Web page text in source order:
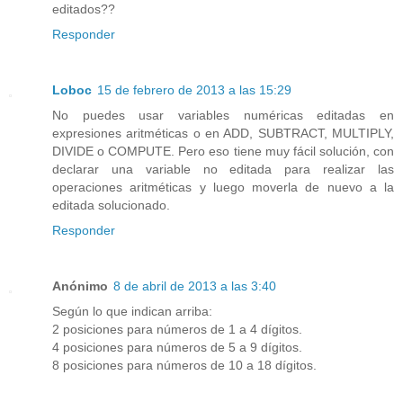
editados??
Responder
Loboc 15 de febrero de 2013 a las 15:29
No puedes usar variables numéricas editadas en
expresiones aritméticas o en ADD, SUBTRACT, MULTIPLY,
DIVIDE o COMPUTE. Pero eso tiene muy fácil solución, con
declarar una variable no editada para realizar las
operaciones aritméticas y luego moverla de nuevo a la
editada solucionado.
Responder
Anónimo 8 de abril de 2013 a las 3:40
Según lo que indican arriba:
2 posiciones para números de 1 a 4 dígitos.
4 posiciones para números de 5 a 9 dígitos.
8 posiciones para números de 10 a 18 dígitos.